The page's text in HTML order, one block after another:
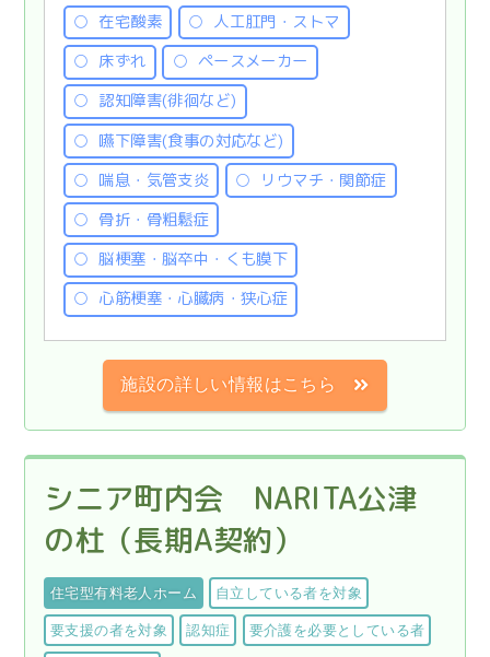
在宅酸素
人工肛門・ストマ
床ずれ
ペースメーカー
認知障害(徘徊など)
嚥下障害(食事の対応など)
喘息・気管支炎
リウマチ・関節症
骨折・骨粗鬆症
脳梗塞・脳卒中・くも膜下
心筋梗塞・心臓病・狭心症
施設の詳しい情報はこちら
シニア町内会 NARITA公津
の杜（長期A契約）
住宅型有料老人ホーム 自立している者を対象
要支援の者を対象 認知症 要介護を必要としている者